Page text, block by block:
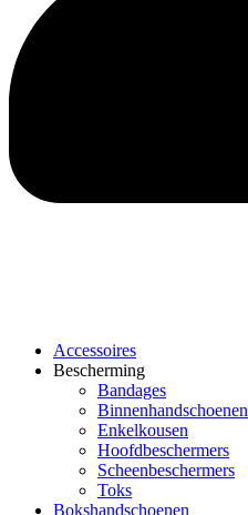
Accessoires
Bescherming
Bandages
Binnenhandschoenen
Enkelkousen
Hoofdbeschermers
Scheenbeschermers
Toks
Bokshandschoenen